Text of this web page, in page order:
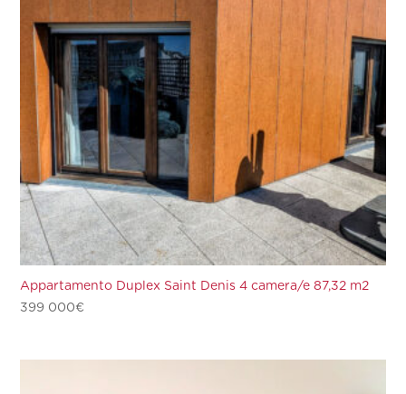
Appartamento Duplex Saint Denis 4 camera/e 87,32 m2
399 000€